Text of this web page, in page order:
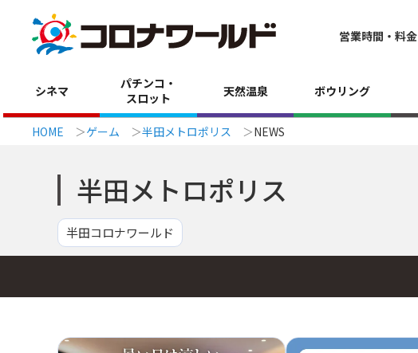
営業時間・料金
シネマ
パチンコ・
スロット
天然温泉 ボウリング
HOME ゲーム 半田メトロポリス NEWS
半田メトロポリス
半田コロナワールド